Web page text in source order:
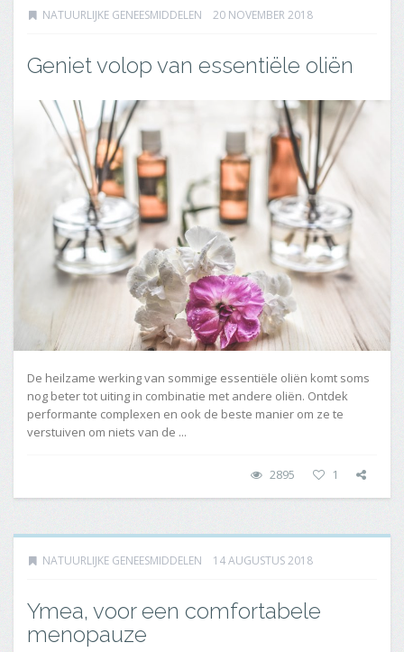
NATUURLIJKE GENEESMIDDELEN 20 NOVEMBER 2018
Geniet volop van essentiële oliën
De heilzame werking van sommige essentiële oliën komt soms
nog beter tot uiting in combinatie met andere oliën. Ontdek
performante complexen en ook de beste manier om ze te
verstuiven om niets van de ...
2895 1
NATUURLIJKE GENEESMIDDELEN 14 AUGUSTUS 2018
Ymea, voor een comfortabele
menopauze